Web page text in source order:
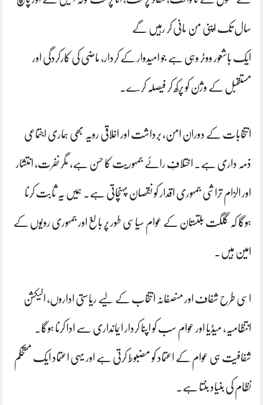
سال تک اپنی من مانی کر رہیں گے
ایک باشعور ووٹر وہی ہے جو امیدوار کے کردار، ماضی کی کارکردگی اور
مستقبل کے وژن کو پرکھ کر فیصلہ کرے۔
انتخابات کے دوران امن، برداشت اور اخلاقی رویہ بھی ہماری اجتماعی
ذمہ داری ہے۔ اختلافِ رائے جمہوریت کا حسن ہے، مگر نفرت، انتشار
اور الزام تراشی جمہوری اقدار کو نقصان پہنچاتی ہے۔ ہمیں یہ ثابت کرنا
ہوگا کہ گلگت بلتستان کے عوام سیاسی طور پر بالغ اور جمہوری رویوں کے
امین ہیں۔
اسی طرح شفاف اور منصفانہ انتخاب کے لیے ریاستی اداروں، الیکشن
انتظامیہ، میڈیا اور عوام سب کو اپنا کردار ایمانداری سے ادا کرنا ہوگا۔
شفافیت ہی عوام کے اعتماد کو مضبوط کرتی ہے اور یہی اعتماد ایک مستحکم
نظام کی بنیاد بنتا ہے۔